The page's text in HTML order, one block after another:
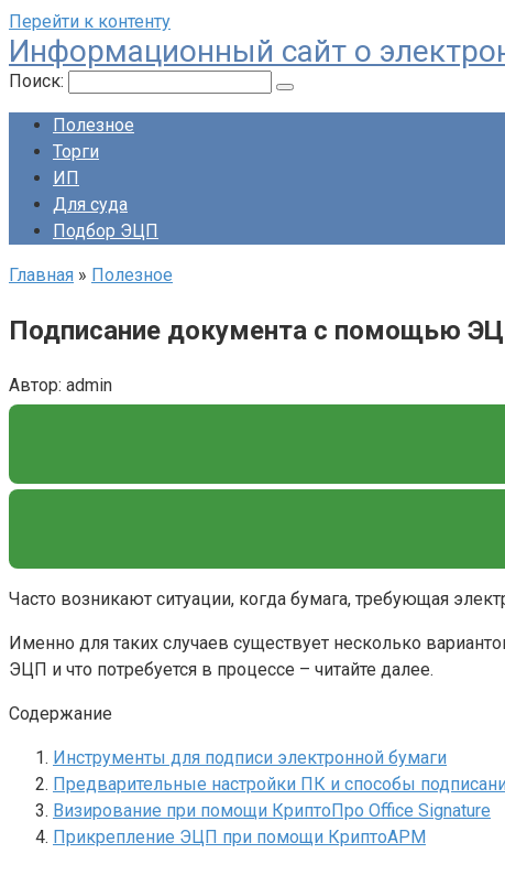
Перейти к контенту
Информационный сайт о
Поиск:
Полезное
Торги
ИП
Для суда
Подбор ЭЦП
Главная » Полезное
Подписание документа с помощью
Автор: admin
Часто возникают ситуации, когда бумага, требующая
Именно для таких случаев существует несколько
ЭЦП и что потребуется в процессе – читайте далее.
Содержание
Инструменты для подписи электронной бумаги
Предварительные настройки ПК и способы
Визирование при помощи КриптоПро Office Signature
Прикрепление ЭЦП при помощи КриптоАРМ